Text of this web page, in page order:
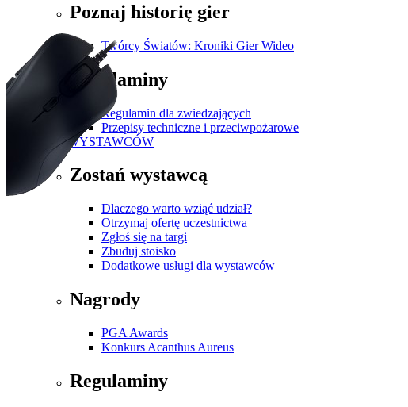
Poznaj historię gier
Twórcy Światów: Kroniki Gier Wideo
Regulaminy
Regulamin dla zwiedzających
Przepisy techniczne i przeciwpożarowe
DLA WYSTAWCÓW
Zostań wystawcą
Dlaczego warto wziąć udział?
Otrzymaj ofertę uczestnictwa
Zgłoś się na targi
Zbuduj stoisko
Dodatkowe usługi dla wystawców
Nagrody
PGA Awards
Konkurs Acanthus Aureus
Regulaminy